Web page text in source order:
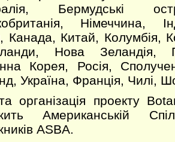
Бермудські
Німеччина,
Канада, Китай, Колумбія,
Нова Зеландія,
Корея, Росія,
Україна, Франція, Чилі,
організація проекту
Американській
ASBA.